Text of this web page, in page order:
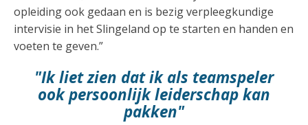
opleiding ook gedaan en is bezig verpleegkundige
intervisie in het Slingeland op te starten en handen en
voeten te geven.”
"Ik liet zien dat ik als teamspeler
ook persoonlijk leiderschap kan
pakken"